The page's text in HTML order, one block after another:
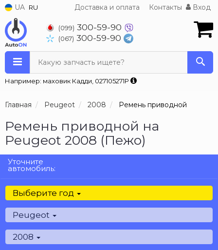
UA RU Доставка и оплата Контакты Вход
(099) 300-59-90
(067) 300-59-90
Какую запчасть ищете?
Например: маховик Кадди, 027105271P
Главная Peugeot 2008 Ремень приводной
Ремень приводной на
Peugeot 2008 (Пежо)
Уточните
автомобиль:
Выберите год
Peugeot
2008